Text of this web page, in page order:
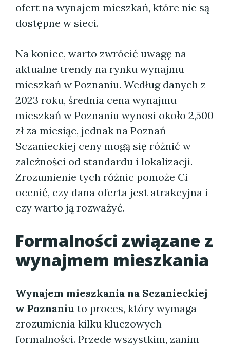
ofert na wynajem mieszkań, które nie są
dostępne w sieci.
Na koniec, warto zwrócić uwagę na
aktualne trendy na rynku wynajmu
mieszkań w Poznaniu. Według danych z
2023 roku, średnia cena wynajmu
mieszkań w Poznaniu wynosi około 2,500
zł za miesiąc, jednak na Poznań
Sczanieckiej ceny mogą się różnić w
zależności od standardu i lokalizacji.
Zrozumienie tych różnic pomoże Ci
ocenić, czy dana oferta jest atrakcyjna i
czy warto ją rozważyć.
Formalności związane z
wynajmem mieszkania
Wynajem mieszkania na Sczanieckiej
w Poznaniu to proces, który wymaga
zrozumienia kilku kluczowych
formalności. Przede wszystkim, zanim